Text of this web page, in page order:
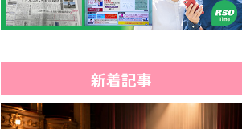
新着記事